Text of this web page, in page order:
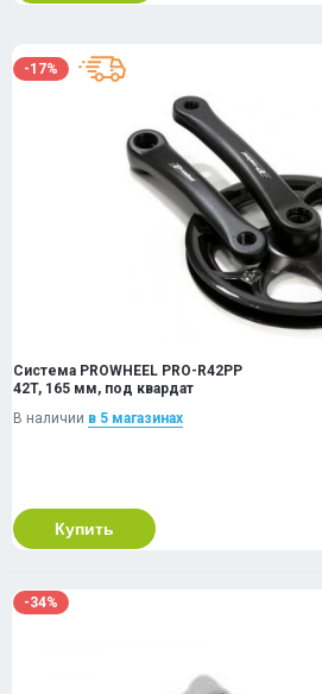
-17%
Система PROWHEEL PRO-R42PP
42T, 165 мм, под квардат
В наличии в 5 магазинах
Купить
-34%